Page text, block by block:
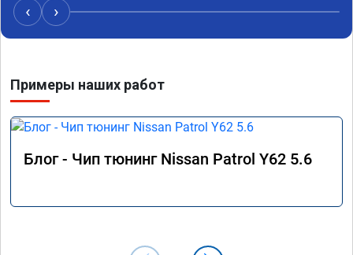
‹ ›
Примеры наших работ
Блог - Чип тюнинг Nissan Patrol Y62 5.6